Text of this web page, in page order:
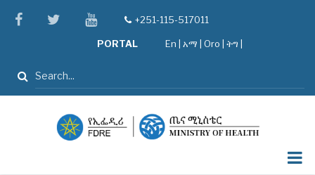
facebooktwitteryoutube
tel+251-115-517011
PORTAL En አማ Oro ትግ |
ፈልግ